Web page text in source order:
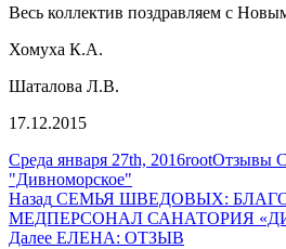
Весь коллектив поздравляем с
Хомуха К.А.
Шаталова Л.В.
17.12.2015
Опубликовано
Среда января 27th, 2016Автор
rootРубрики
Отзывы
"Дивноморское"
Навигация
по
Назад Предыдущая
запись:
СЕМЬЯ ШВЕДОВЫХ:
МЕДПЕРСОНАЛ САНАТОРИЯ
Далее Следующая
ЕЛЕНА: ОТЗЫВ